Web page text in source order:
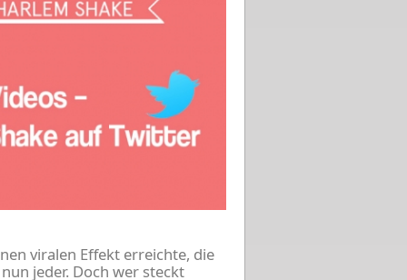
viralen Effekt erreichte, die
jeder. Doch wer steckt